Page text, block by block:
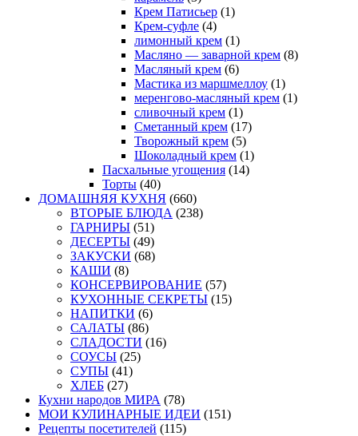
Крем Патисьер (1)
Крем-суфле (4)
лимонный крем (1)
Масляно — заварной крем (8)
Масляный крем (6)
Мастика из маршмеллоу (1)
меренгово-масляный крем (1)
сливочный крем (1)
Сметанный крем (17)
Творожный крем (5)
Шоколадный крем (1)
Пасхальные угощения (14)
Торты (40)
ДОМАШНЯЯ КУХНЯ (660)
ВТОРЫЕ БЛЮДА (238)
ГАРНИРЫ (51)
ДЕСЕРТЫ (49)
ЗАКУСКИ (68)
КАШИ (8)
КОНСЕРВИРОВАНИЕ (57)
КУХОННЫЕ СЕКРЕТЫ (15)
НАПИТКИ (6)
САЛАТЫ (86)
СЛАДОСТИ (16)
СОУСЫ (25)
СУПЫ (41)
ХЛЕБ (27)
Кухни народов МИРА (78)
МОИ КУЛИНАРНЫЕ ИДЕИ (151)
Рецепты посетителей (115)